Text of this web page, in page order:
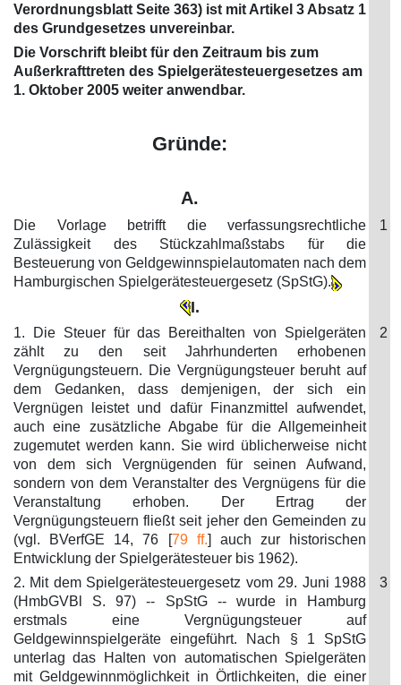
Verordnungsblatt Seite 363) ist mit Artikel 3 Absatz 1
des Grundgesetzes unvereinbar.
Die Vorschrift bleibt für den Zeitraum bis zum
Außerkrafttreten des Spielgerätesteuergesetzes am
1. Oktober 2005 weiter anwendbar.
Gründe:
A.
Die Vorlage betrifft die verfassungsrechtliche
Zulässigkeit des Stückzahlmaßstabs für die
Besteuerung von Geldgewinnspielautomaten nach dem
Hamburgischen Spielgerätesteuergesetz (SpStG).
1
I.
1. Die Steuer für das Bereithalten von Spielgeräten
zählt zu den seit Jahrhunderten erhobenen
Vergnügungsteuern. Die Vergnügungsteuer beruht auf
dem Gedanken, dass demjenigen, der sich ein
Vergnügen leistet und dafür Finanzmittel aufwendet,
auch eine zusätzliche Abgabe für die Allgemeinheit
zugemutet werden kann. Sie wird üblicherweise nicht
von dem sich Vergnügenden für seinen Aufwand,
sondern von dem Veranstalter des Vergnügens für die
Veranstaltung erhoben. Der Ertrag der
Vergnügungsteuern fließt seit jeher den Gemeinden zu
(vgl. BVerfGE 14, 76 [79 ff.] auch zur historischen
Entwicklung der Spielgerätesteuer bis 1962).
2
2. Mit dem Spielgerätesteuergesetz vom 29. Juni 1988
(HmbGVBl S. 97) -- SpStG -- wurde in Hamburg
erstmals eine Vergnügungsteuer auf
Geldgewinnspielgeräte eingeführt. Nach § 1 SpStG
unterlag das Halten von automatischen Spielgeräten
mit Geldgewinnmöglichkeit in Örtlichkeiten, die einer
3